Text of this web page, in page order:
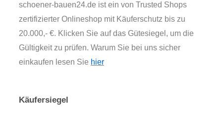
schoener-bauen24.de ist ein von Trusted Shops
zertifizierter Onlineshop mit Käuferschutz bis zu
20.000,- €. Klicken Sie auf das Gütesiegel, um die
Gültigkeit zu prüfen. Warum Sie bei uns sicher
einkaufen lesen Sie hier
Käufersiegel